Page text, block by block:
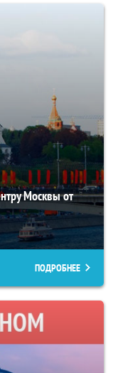
Москвы от
ПОДРОБНЕЕ